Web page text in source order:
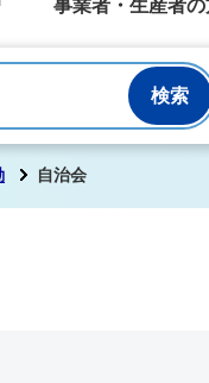
事業者・生産者
自治会